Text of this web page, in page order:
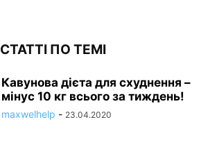
СТАТТІ ПО ТЕМІ
Кавунова дієта для схуднення –
мінус 10 кг всього за тиждень!
maxwelhelp - 23.04.2020